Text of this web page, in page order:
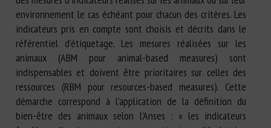
environnement le cas échéant pour chacun des critères. Les
indicateurs pris en compte sont choisis et décrits dans le
référentiel d’étiquetage. Les mesures réalisées sur les
animaux (ABM pour animal-based measures) sont
indispensables et doivent être prioritaires sur celles des
ressources (RBM pour resources-based measures). Cette
démarche correspond à l’application de la définition du
bien-être des animaux selon l’Anses : « les indicateurs